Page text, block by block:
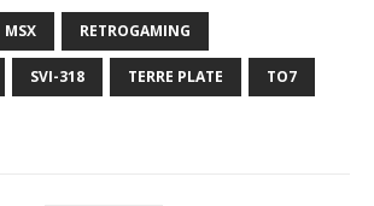
MSX RETROGAMING
SVI-318 TERRE PLATE TO7